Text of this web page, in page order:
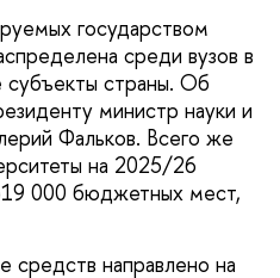
государством
среди вузов в
субъекты страны. Об
министр науки и
Фальков. Всего же
на 2025/26
000 бюджетных мест,
средств направлено на